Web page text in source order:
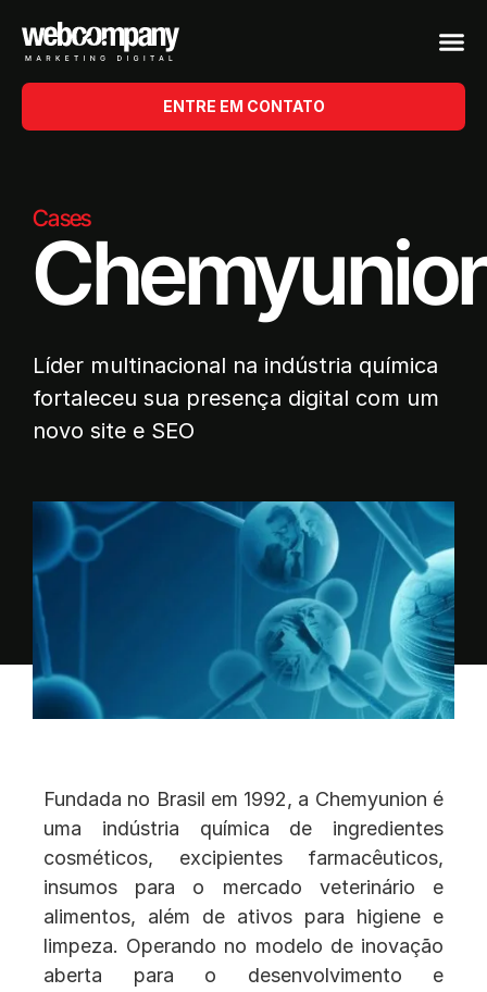
ENTRE EM CONTATO
Cases
Líder multinacional na indústria química
fortaleceu sua presença digital com um
novo site e SEO
Fundada no Brasil em 1992, a Chemyunion é
uma indústria química de ingredientes
cosméticos, excipientes farmacêuticos,
insumos para o mercado veterinário e
alimentos, além de ativos para higiene e
limpeza. Operando no modelo de inovação
aberta para o desenvolvimento e